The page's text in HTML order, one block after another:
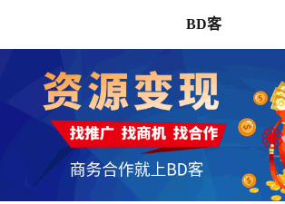
BD客